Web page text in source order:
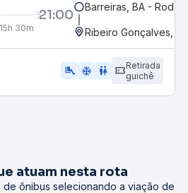
21:00
15h 30m
Barreiras, BA -
Ribeiro Gonçalves, PI
airline_seat_legroom_extra ac_unit WC
Retirada
guichê
atuam nesta rota
de ônibus selecionando a viação de